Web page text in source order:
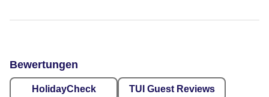
Bewertungen
HolidayCheck TUI Guest Reviews